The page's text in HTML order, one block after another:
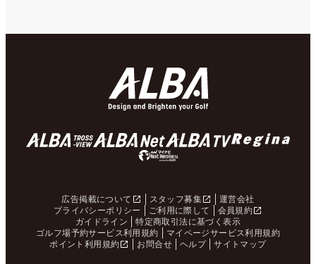
広告掲載について スタッフ募集
運営会社
プライバシーポリシー
ご利用に際して
会員規約
ガイドライン
特定商取引法に基づく表示
ゴルフ場予約サービス利用規約
マイページサービス利用規約
ポイント利用規約
お問合せ ヘルプ サイトマップ